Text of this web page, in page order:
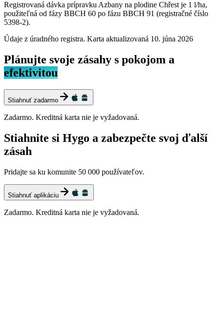
Registrovaná dávka prípravku Azbany na plodine Chřest je 1 l/ha,
použiteľná od fázy BBCH 60 po fázu BBCH 91 (registračné číslo
5398-2).
Údaje z úradného registra. Karta aktualizovaná 10. júna 2026
Plánujte svoje zásahy s pokojom a
efektivitou
Stiahnuť zadarmo
Zadarmo. Kreditná karta nie je vyžadovaná.
Stiahnite si Hygo a zabezpečte svoj ďalší
zásah
Pridajte sa ku komunite 50 000 používateľov.
Stiahnuť aplikáciu
Zadarmo. Kreditná karta nie je vyžadovaná.